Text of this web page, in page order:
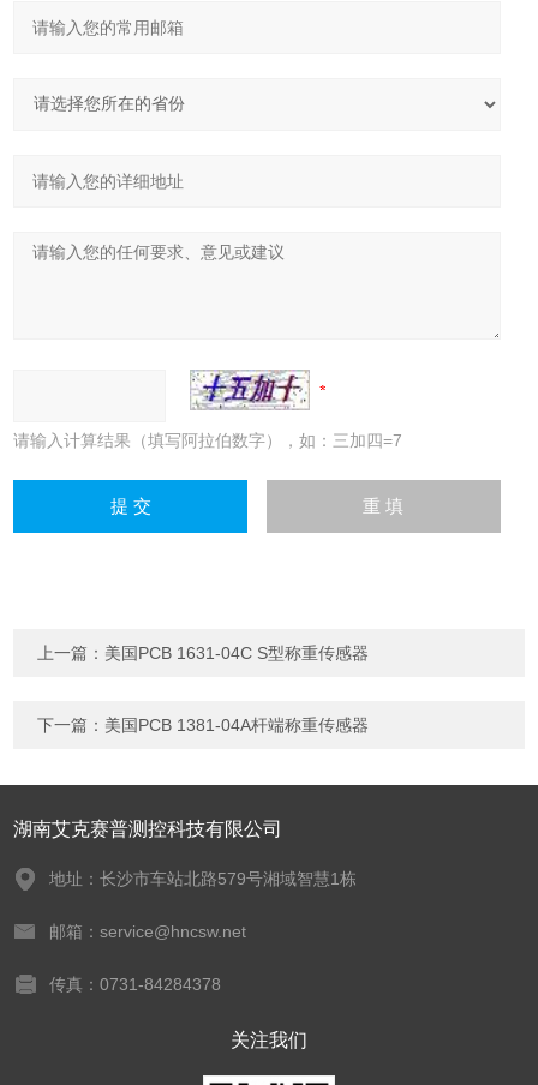
请输入计算结果（填写阿拉伯数字），如：三加四=7
上一篇： 美国PCB 1631-04C S型称重传感器
下一篇： 美国PCB 1381-04A杆端称重传感器
湖南艾克赛普测控科技有限公司
地址：长沙市车站北路579号湘域智慧1栋
邮箱：service@hncsw.net
传真：0731-84284378
关注我们